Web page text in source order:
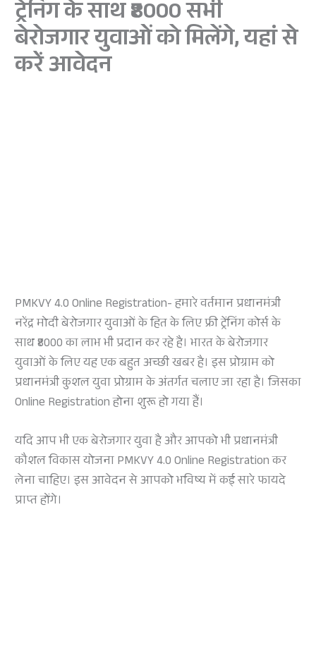
ट्रेनिंग के साथ ₹8000 सभी
बेरोजगार युवाओं को मिलेंगे, यहां से
करें आवेदन
PMKVY 4.0 Online Registration- हमारे वर्तमान प्रधानमंत्री
नरेंद्र मोदी बेरोजगार युवाओं के हित के लिए फ्री ट्रेंनिंग कोर्स के
साथ ₹8000 का लाभ भी प्रदान कर रहे है। भारत के बेरोजगार
युवाओं के लिए यह एक बहुत अच्छी खबर है। इस प्रोग्राम को
प्रधानमंत्री कुशल युवा प्रोग्राम के अंतर्गत चलाए जा रहा है। जिसका
Online Registration होना शुरू हो गया हैं।
यदि आप भी एक बेरोजगार युवा है और आपको भी प्रधानमंत्री
कौशल विकास योजना PMKVY 4.0 Online Registration कर
लेना चाहिए। इस आवेदन से आपको भविष्य में कई सारे फायदे
प्राप्त होंगे।